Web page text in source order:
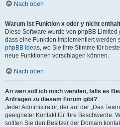
Nach oben
Warum ist Funktion x oder y nicht
Diese Software wurde von phpBB
dass eine Funktion implementiert werden
phpBB Ideas, wo Sie Ihre Stimme für
neue Funktionen vorschlagen können.
Nach oben
An wen soll ich mich wenden, falls es
Anfragen zu diesem Forum gibt?
Jeder Administrator, der auf der „Das
geeigneter Kontakt für Ihre Beschwerde.
sollten Sie den Besitzer der Domain